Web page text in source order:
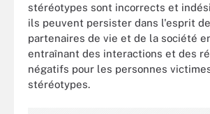
stéréotypes sont incorrects et
ils peuvent persister dans l'esprit
partenaires de vie et de la société
entraînant des interactions et des
négatifs pour les personnes
stéréotypes.